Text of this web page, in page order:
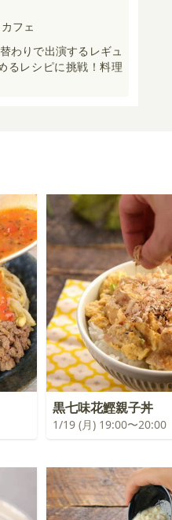
フェ
わりで出演するレギュ
るレシピに挑戦！料理
黒七味花鰹親子丼
1/19 (月) 19:00〜20:00